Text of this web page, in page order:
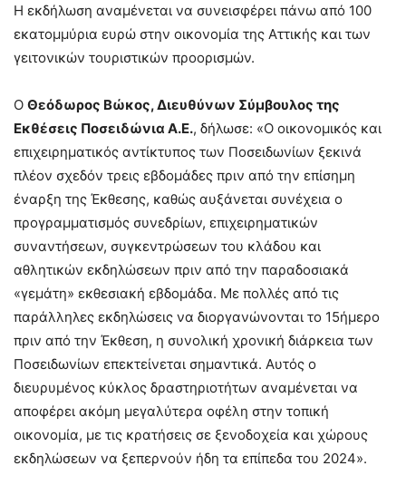
Η εκδήλωση αναμένεται να συνεισφέρει πάνω από 100
εκατομμύρια ευρώ στην οικονομία της Αττικής και των
γειτονικών τουριστικών προορισμών.
Ο Θεόδωρος Βώκος, Διευθύνων Σύμβουλος της
Εκθέσεις Ποσειδώνια Α.Ε., δήλωσε: «Ο οικονομικός και
επιχειρηματικός αντίκτυπος των Ποσειδωνίων ξεκινά
πλέον σχεδόν τρεις εβδομάδες πριν από την επίσημη
έναρξη της Έκθεσης, καθώς αυξάνεται συνέχεια ο
προγραμματισμός συνεδρίων, επιχειρηματικών
συναντήσεων, συγκεντρώσεων του κλάδου και
αθλητικών εκδηλώσεων πριν από την παραδοσιακά
«γεμάτη» εκθεσιακή εβδομάδα. Με πολλές από τις
παράλληλες εκδηλώσεις να διοργανώνονται το 15ήμερο
πριν από την Έκθεση, η συνολική χρονική διάρκεια των
Ποσειδωνίων επεκτείνεται σημαντικά. Αυτός ο
διευρυμένος κύκλος δραστηριοτήτων αναμένεται να
αποφέρει ακόμη μεγαλύτερα οφέλη στην τοπική
οικονομία, με τις κρατήσεις σε ξενοδοχεία και χώρους
εκδηλώσεων να ξεπερνούν ήδη τα επίπεδα του 2024».